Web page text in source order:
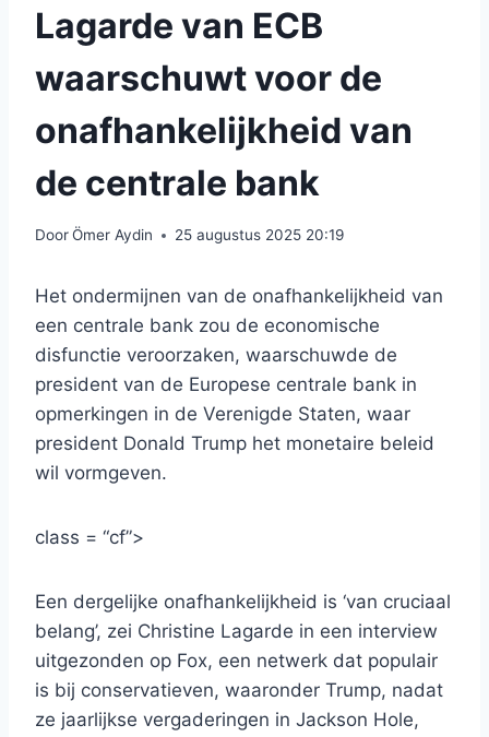
Lagarde van ECB
waarschuwt voor de
onafhankelijkheid van
de centrale bank
DoorÖmer Aydin 25 augustus 2025 20:19
Het ondermijnen van de onafhankelijkheid van
een centrale bank zou de economische
disfunctie veroorzaken, waarschuwde de
president van de Europese centrale bank in
opmerkingen in de Verenigde Staten, waar
president Donald Trump het monetaire beleid
wil vormgeven.
class = “cf”>
Een dergelijke onafhankelijkheid is ‘van cruciaal
belang’, zei Christine Lagarde in een interview
uitgezonden op Fox, een netwerk dat populair
is bij conservatieven, waaronder Trump, nadat
ze jaarlijkse vergaderingen in Jackson Hole,